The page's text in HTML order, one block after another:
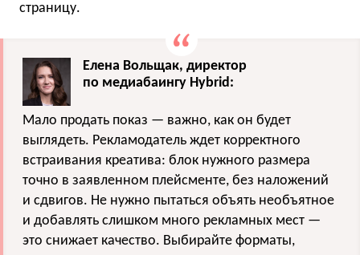
страницу.
Елена Вольщак, директор
по медиабаингу Hybrid:
Мало продать показ — важно, как он будет
выглядеть. Рекламодатель ждет корректного
встраивания креатива: блок нужного размера
точно в заявленном плейсменте, без наложений
и сдвигов. Не нужно пытаться объять необъятное
и добавлять слишком много рекламных мест —
это снижает качество. Выбирайте форматы,